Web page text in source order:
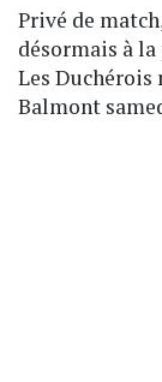
Privé de
désormais à
Les Duchérois
Balmont